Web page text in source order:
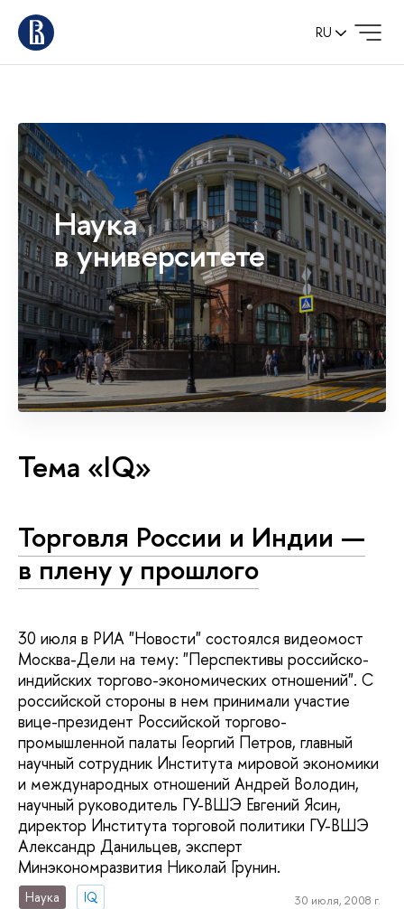
RU
Наука
в университете
Тема «IQ»
Торговля России и Индии —
в плену у прошлого
30 июля в РИА "Новости" состоялся видеомост
Москва-Дели на тему: "Перспективы российско-
индийских торгово-экономических отношений". С
российской стороны в нем принимали участие
вице-президент Российской торгово-
промышленной палаты Георгий Петров, главный
научный сотрудник Института мировой экономики
и международных отношений Андрей Володин,
научный руководитель ГУ-ВШЭ Евгений Ясин,
директор Института торговой политики ГУ-ВШЭ
Александр Данильцев, эксперт
Минэкономразвития Николай Грунин.
Наука IQ 30 июля, 2008 г.